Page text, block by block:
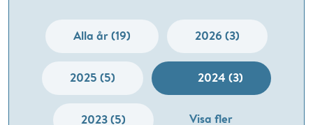
Alla år (19) 2026 (3)
2025 (5) 2024 (3)
2023 (5) Visa fler